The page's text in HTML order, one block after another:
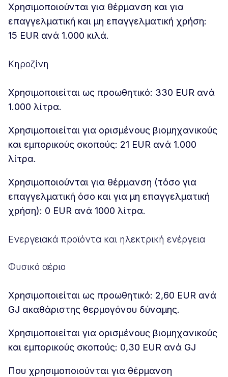
Χρησιμοποιούνται για θέρμανση και για
επαγγελματική και μη επαγγελματική χρήση:
15 EUR ανά 1.000 κιλά.
Κηροζίνη
Χρησιμοποιείται ως προωθητικό: 330 EUR ανά
1.000 λίτρα.
Χρησιμοποιείται για ορισμένους βιομηχανικούς
και εμπορικούς σκοπούς: 21 EUR ανά 1.000
λίτρα.
Χρησιμοποιούνται για θέρμανση (τόσο για
επαγγελματική όσο και για μη επαγγελματική
χρήση): 0 EUR ανά 1000 λίτρα.
Ενεργειακά προϊόντα και ηλεκτρική ενέργεια
Φυσικό αέριο
Χρησιμοποιείται ως προωθητικό: 2,60 EUR ανά
GJ ακαθάριστης θερμογόνου δύναμης.
Χρησιμοποιείται για ορισμένους βιομηχανικούς
και εμπορικούς σκοπούς: 0,30 EUR ανά GJ
Που χρησιμοποιούνται για θέρμανση